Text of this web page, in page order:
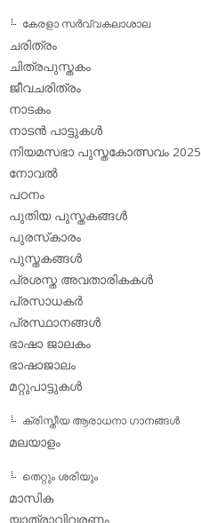
കേരളാ സര്‍വ്വകലാശാല
ചരിത്രം
ചിത്രപുസ്തകം
ജീവചരിത്രം
നാടകം
നാടന്‍ പാട്ടുകള്‍
നിയമസഭാ പുസ്തകോത്സവം 2025
നോവല്‍
പഠനം
പുതിയ പുസ്തകങ്ങള്‍
പുരസ്‌കാരം
പുസ്തകങ്ങള്‍
പ്രശസ്ത അവതാരികകള്‍
പ്രസാധകര്‍
പ്രസ്ഥാനങ്ങള്‍
ഭാഷാ ജാലകം
ഭാഷാജാലം
മറ്റുപാട്ടുകള്‍
ക്രിസ്തീയ ആരാധനാ ഗാനങ്ങള്‍
മലയാളം
തെറ്റും ശരിയും
മാസിക
യാത്രാവിവരണം